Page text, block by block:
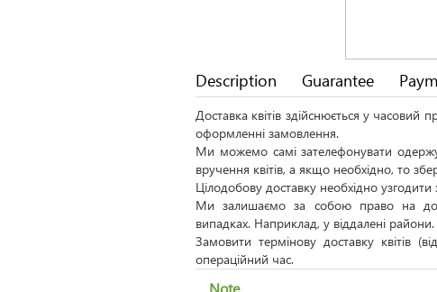
Description Guarantee
Доставка квітів здійснюється у
оформленні замовлення.
Ми можемо самі зателефонувати
вручення квітів, а якщо необхідно, то
Цілодобову доставку необхідно узгодити
Ми залишаємо за собою право на
випадках. Наприклад, у віддалені райони.
Замовити термінову доставку квітів
операційний час.
Note